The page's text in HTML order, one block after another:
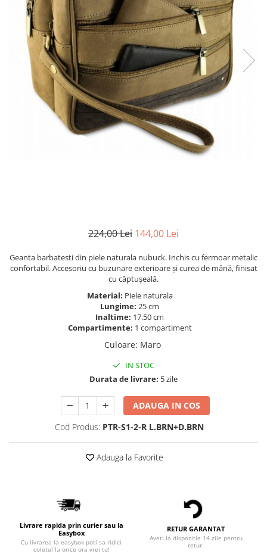
224,00 Lei 144,00 Lei
Geanta barbatesti din piele naturala nubuck. Inchis cu fermoar metalic
confortabil. Accesoriu cu buzunare exterioare și curea de mână, finisat
cu căptușeală.
Material: Piele naturala
Lungime: 25 cm
Inaltime: 17.50 cm
Compartimente: 1 compartiment
Culoare: Maro
IN STOC
Durata de livrare: 5 zile
ADAUGA IN COS
Cod Produs: PTR-S1-2-R L.BRN+D.BRN
Adauga la Favorite
Livrare rapida prin curier sau la
Easybox
Cu livrarea la easybox poti sa ridici
coletul la orice ora vrei tu!
RETUR GARANTAT
Aveti la dispozitie 14 zile pentru
retur.